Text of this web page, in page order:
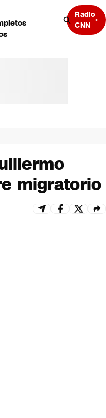
Radio
CNN
migratorio